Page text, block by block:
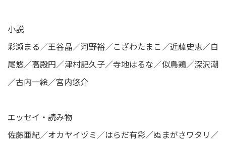
小説
彩瀬まる／王谷晶／河野裕／こざわたまこ／近藤史恵／白
尾悠／高殿円／津村記久子／寺地はるな／似鳥鶏／深沢潮
／古内一絵／宮内悠介
エッセイ・読み物
佐藤亜紀／オカヤイヅミ／はらだ有彩／ぬまがさワタリ／